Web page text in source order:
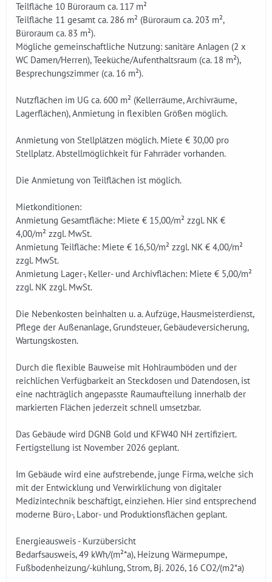
Teilfläche 10 Büroraum ca. 117 m²
Teilfläche 11 gesamt ca. 286 m² (Büroraum ca. 203 m²,
Büroraum ca. 83 m²).
Mögliche gemeinschaftliche Nutzung: sanitäre Anlagen (2 x
WC Damen/Herren), Teeküche/Aufenthaltsraum (ca. 18 m²),
Besprechungszimmer (ca. 16 m²).
Nutzflächen im UG ca. 600 m² (Kellerräume, Archivräume,
Lagerflächen), Anmietung in flexiblen Größen möglich.
Anmietung von Stellplätzen möglich. Miete € 30,00 pro
Stellplatz. Abstellmöglichkeit für Fahrräder vorhanden.
Die Anmietung von Teilflächen ist möglich.
Mietkonditionen:
Anmietung Gesamtfläche: Miete € 15,00/m² zzgl. NK €
4,00/m² zzgl. MwSt.
Anmietung Teilfläche: Miete € 16,50/m² zzgl. NK € 4,00/m²
zzgl. MwSt.
Anmietung Lager-, Keller- und Archivflächen: Miete € 5,00/m²
zzgl. NK zzgl. MwSt.
Die Nebenkosten beinhalten u. a. Aufzüge, Hausmeisterdienst,
Pflege der Außenanlage, Grundsteuer, Gebäudeversicherung,
Wartungskosten.
Durch die flexible Bauweise mit Hohlraumböden und der
reichlichen Verfügbarkeit an Steckdosen und Datendosen, ist
eine nachträglich angepasste Raumaufteilung innerhalb der
markierten Flächen jederzeit schnell umsetzbar.
Das Gebäude wird DGNB Gold und KFW40 NH zertifiziert.
Fertigstellung ist November 2026 geplant.
Im Gebäude wird eine aufstrebende, junge Firma, welche sich
mit der Entwicklung und Verwirklichung von digitaler
Medizintechnik beschäftigt, einziehen. Hier sind entsprechend
moderne Büro-, Labor- und Produktionsflächen geplant.
Energieausweis - Kurzübersicht
Bedarfsausweis, 49 kWh/(m²*a), Heizung Wärmepumpe,
Fußbodenheizung/-kühlung, Strom, Bj. 2026, 16 CO2/(m2*a)